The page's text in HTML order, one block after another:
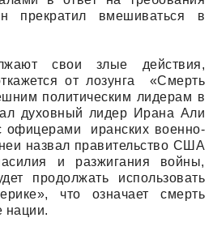
прекратил вмешиваться в
свои злые действия,
от лозунга «Смерть
политическим лидерам в
духовный лидер Ирана Али
офицерами иранских военно-
назвал правительство США
и разжигания войны,
продолжать использовать
что означает смерть
нации.